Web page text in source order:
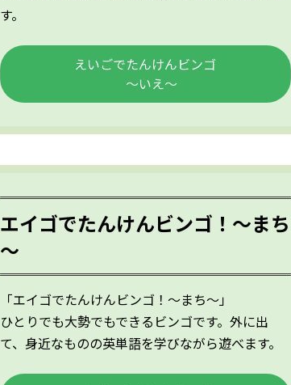
す。
えいごでたんけんビンゴ
～いえ～
エイゴでたんけんビンゴ！～まち
～
「エイゴでたんけんビンゴ！～まち～」
ひとりでも大勢でもできるビンゴです。外に出
て、身近なものの英単語を学びながら遊べます。